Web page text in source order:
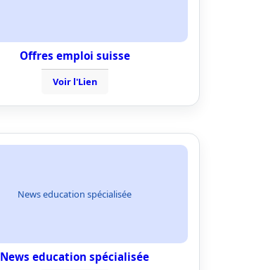
Offres emploi suisse
Voir l'Lien
News education spécialisée
News education spécialisée